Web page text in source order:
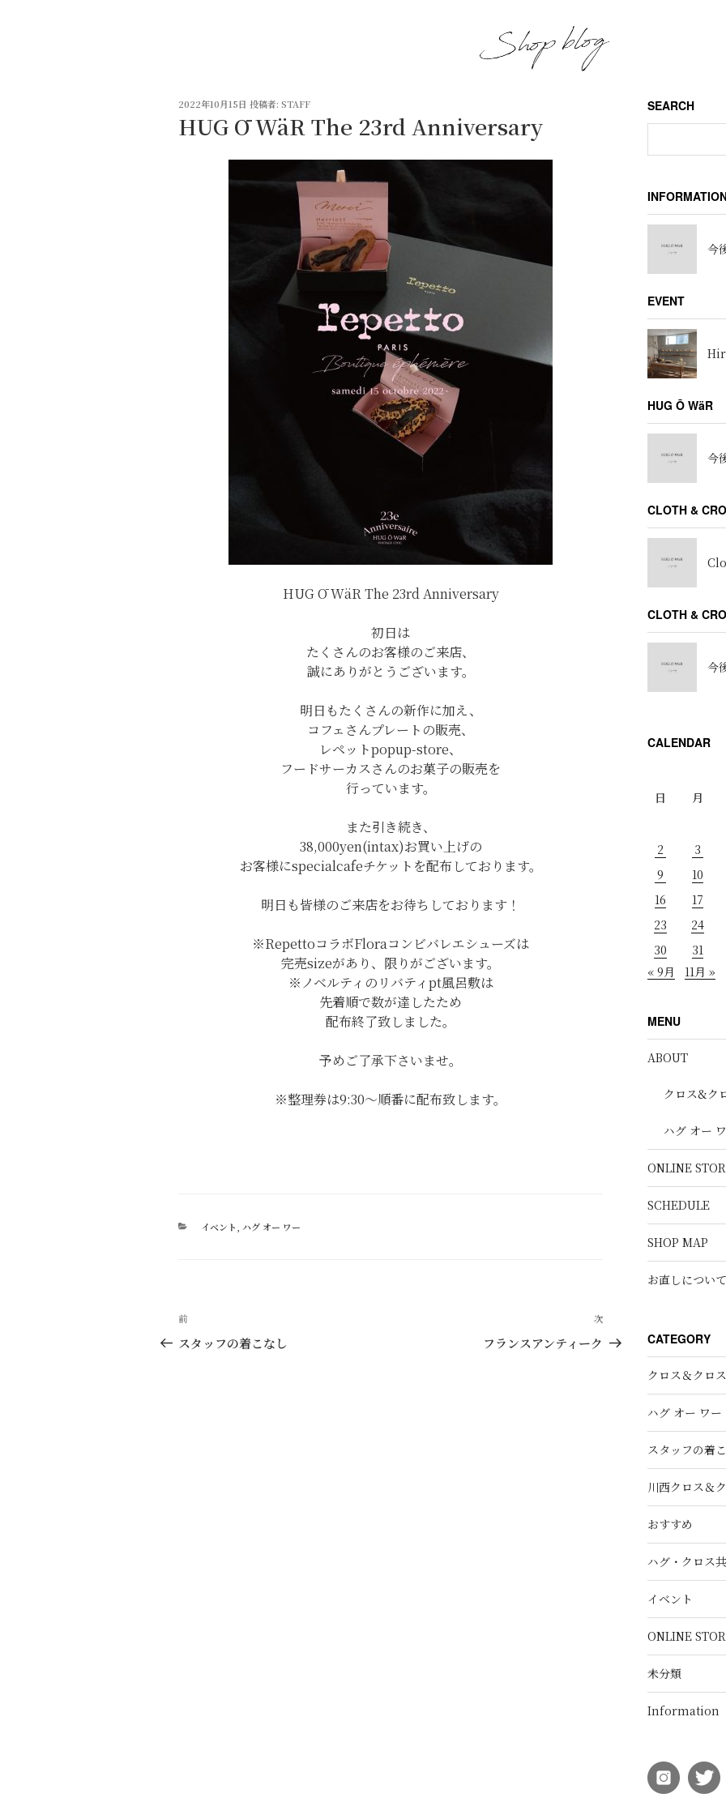
投
日:
2022年10月15日 投稿者: STAFF
HUG Ō WäR The 23rd Anniversary
HUG Ō WäR The 23rd Anniversary
初日は
たくさんのお客様のご来店、
誠にありがとうございます。
明日もたくさんの新作に加え、
コフェさんプレートの販売、
レペットpopup-store、
フードサーカスさんのお菓子の販売を
行っています。
また引き続き、
38,000yen(intax)お買い上げの
お客様にspecialcafeチケットを配布しております。
明日も皆様のご来店をお待ちしております！
※RepettoコラボFloraコンビバレエシューズは
完売sizeがあり、限りがございます。
※ノベルティのリバティpt風呂敷は
先着順で数が達したため
配布終了致しました。
予めご了承下さいませ。
※整理券は9:30～順番に配布致します。
カ
イベント ハグ オー ワー
投
稿
過
去
前
スタッフの着こなし
次
の
次
フランスアンティーク
SEARCH
今
EVENT
HUG Ō WäR
今
CLOTH &
CLOTH &
今
CALENDAR
日
月
2
3
9
10
16
17
23
24
30
31
« 9月
11月 »
MENU
ABOUT
クロス&ク
ハグ オー
ONLINE
SCHEDULE
SHOP MAP
お直しについて
CATEGORY
クロス＆クロス
ハグ オー ワー
スタッフの着
川西クロス＆
おすすめ
ハグ・クロス
イベント
ONLINE
未分類
Information